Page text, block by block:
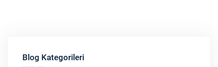
Blog Kategorileri